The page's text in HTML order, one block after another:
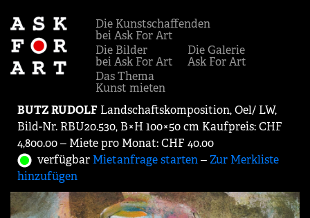
Die Kunstschaffenden
bei Ask For Art
Die Bilder
bei Ask For Art
Die Galerie
Ask For Art
Das Thema
Kunst mieten
BUTZ RUDOLF Landschaftskomposition, Oel/ LW,
Bild-Nr. RBU20.530, B×H 100×50 cm Kaufpreis: CHF
4,800.00 ‒ Miete pro Monat: CHF 40.00
verfügbar Mietanfrage starten‒Zur Merkliste
hinzufügen